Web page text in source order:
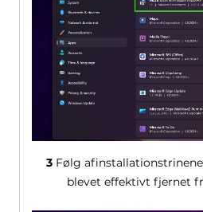
3Følg
blevet effektivt fjernet